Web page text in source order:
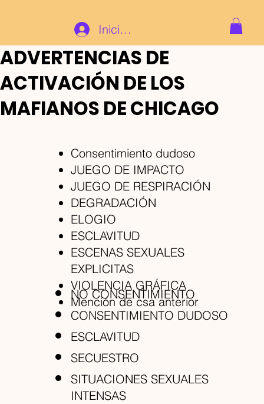
Iniciar sesión
ADVERTENCIAS DE
ACTIVACIÓN DE LOS
MAFIANOS DE CHICAGO
Consentimiento dudoso
JUEGO DE IMPACTO
JUEGO DE RESPIRACIÓN
DEGRADACIÓN
ELOGIO
ESCLAVITUD
ESCENAS SEXUALES
EXPLICITAS
VIOLENCIA GRÁFICA
Mención de csa anterior
NO CONSENTIMIENTO
CONSENTIMIENTO DUDOSO
ESCLAVITUD
SECUESTRO
SITUACIONES SEXUALES
INTENSAS